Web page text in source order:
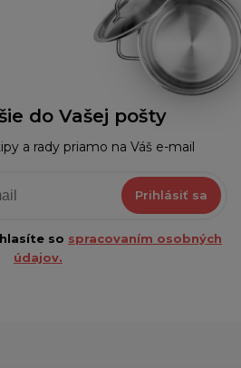
do Vašej pošty
a rady priamo na Váš e-mail
Prihlásiť sa
so spracovaním osobných
údajov.